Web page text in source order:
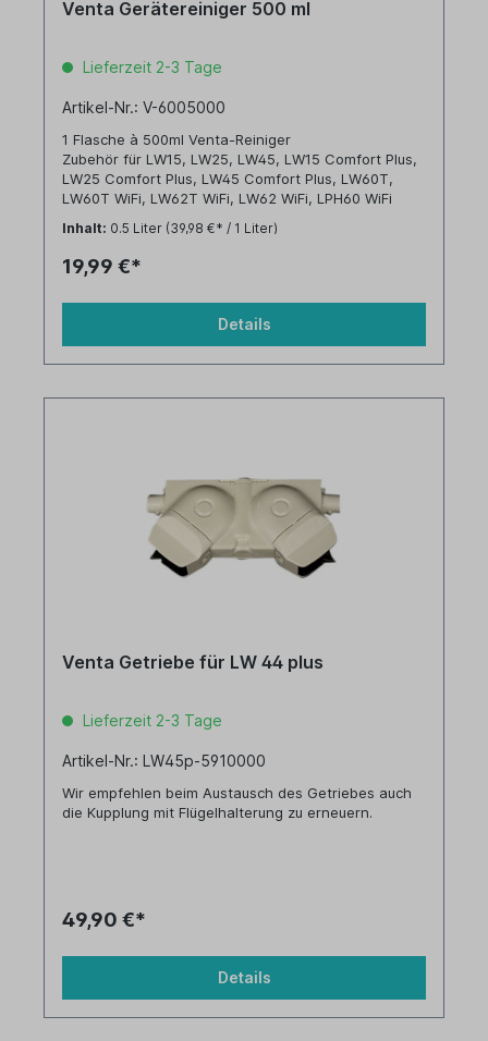
Venta Gerätereiniger 500 ml
Lieferzeit 2-3 Tage
Artikel-Nr.: V-6005000
1 Flasche à 500ml Venta-Reiniger
Zubehör für LW15, LW25, LW45, LW15 Comfort Plus,
LW25 Comfort Plus, LW45 Comfort Plus, LW60T,
LW60T WiFi, LW62T WiFi, LW62 WiFi, LPH60 WiFi
Inhalt: 0.5 Liter (39,98 €* / 1 Liter)
19,99 €*
Details
Venta Getriebe für LW 44 plus
Lieferzeit 2-3 Tage
Artikel-Nr.: LW45p-5910000
Wir empfehlen beim Austausch des Getriebes auch
die Kupplung mit Flügelhalterung zu erneuern.
49,90 €*
Details